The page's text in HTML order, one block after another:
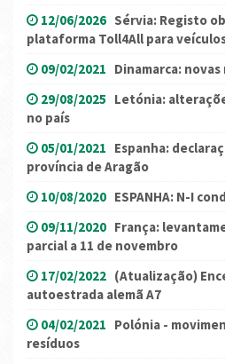
12/06/2026 Sérvia: Registo
plataforma Toll4All para
09/02/2021 Dinamarca:
29/08/2025 Letónia:
no país
05/01/2021 Espanha:
província de Aragão
10/08/2020 ESPANHA: N-I
09/11/2020 França:
parcial a 11 de novembro
17/02/2022 (Atualização)
autoestrada alemã A7
04/02/2021 Polónia -
resíduos